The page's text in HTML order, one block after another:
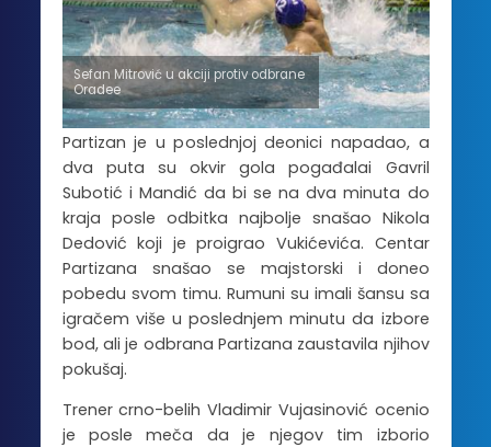
Sefan Mitrović u akciji protiv odbrane
Oradee
Partizan je u poslednjoj deonici napadao, a
dva puta su okvir gola pogađalai Gavril
Subotić i Mandić da bi se na dva minuta do
kraja posle odbitka najbolje snašao Nikola
Dedović koji je proigrao Vukićevića. Centar
Partizana snašao se majstorski i doneo
pobedu svom timu. Rumuni su imali šansu sa
igračem više u poslednjem minutu da izbore
bod, ali je odbrana Partizana zaustavila njihov
pokušaj.
Trener crno-belih Vladimir Vujasinović ocenio
je posle meča da je njegov tim izborio